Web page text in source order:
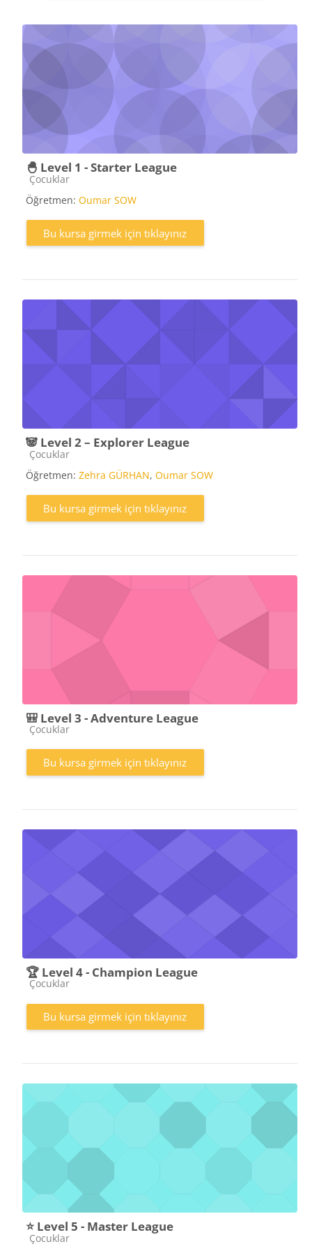
🐣 Level 1 - Starter League
Kurs kategorisi
Çocuklar
Öğretmen: Oumar SOW
Bu kursa girmek için tıklayınız
🐼 Level 2 – Explorer League
Kurs kategorisi
Çocuklar
Öğretmen: Zehra GÜRHAN, Oumar SOW
Bu kursa girmek için tıklayınız
🎒 Level 3 - Adventure League
Kurs kategorisi
Çocuklar
Bu kursa girmek için tıklayınız
🏆 Level 4 - Champion League
Kurs kategorisi
Çocuklar
Bu kursa girmek için tıklayınız
⭐ Level 5 - Master League
Kurs kategorisi
Çocuklar